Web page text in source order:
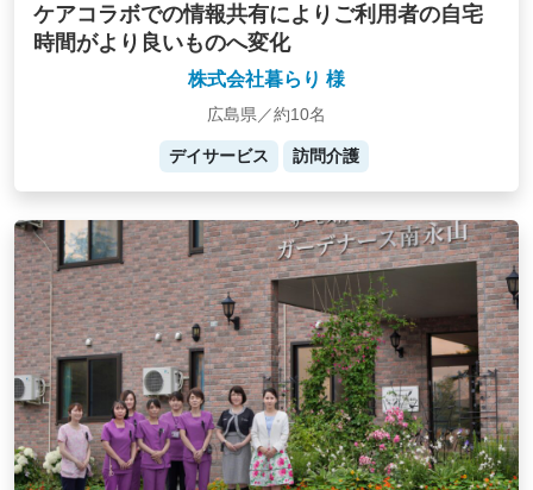
ケアコラボでの情報共有によりご利用者の自宅
時間がより良いものへ変化
株式会社暮らり 様
広島県／約10名
デイサービス 訪問介護